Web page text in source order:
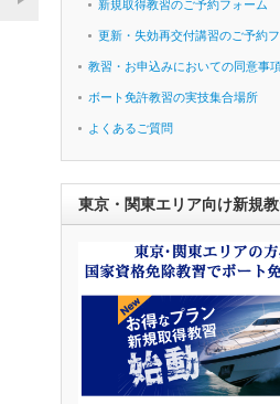
新規取得教習のご予約フォーム
更新・失効再交付講習のご予約
教習・お申込みにおいての同意事
ボート免許教習の実技集合場所
よくあるご質問
東京・関東エリア向け新規